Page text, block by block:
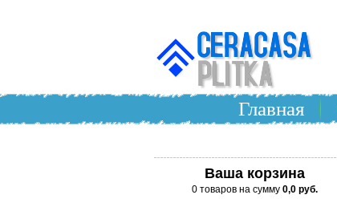
Главная
Ваша корзина
0 товаров на сумму 0,0 руб.